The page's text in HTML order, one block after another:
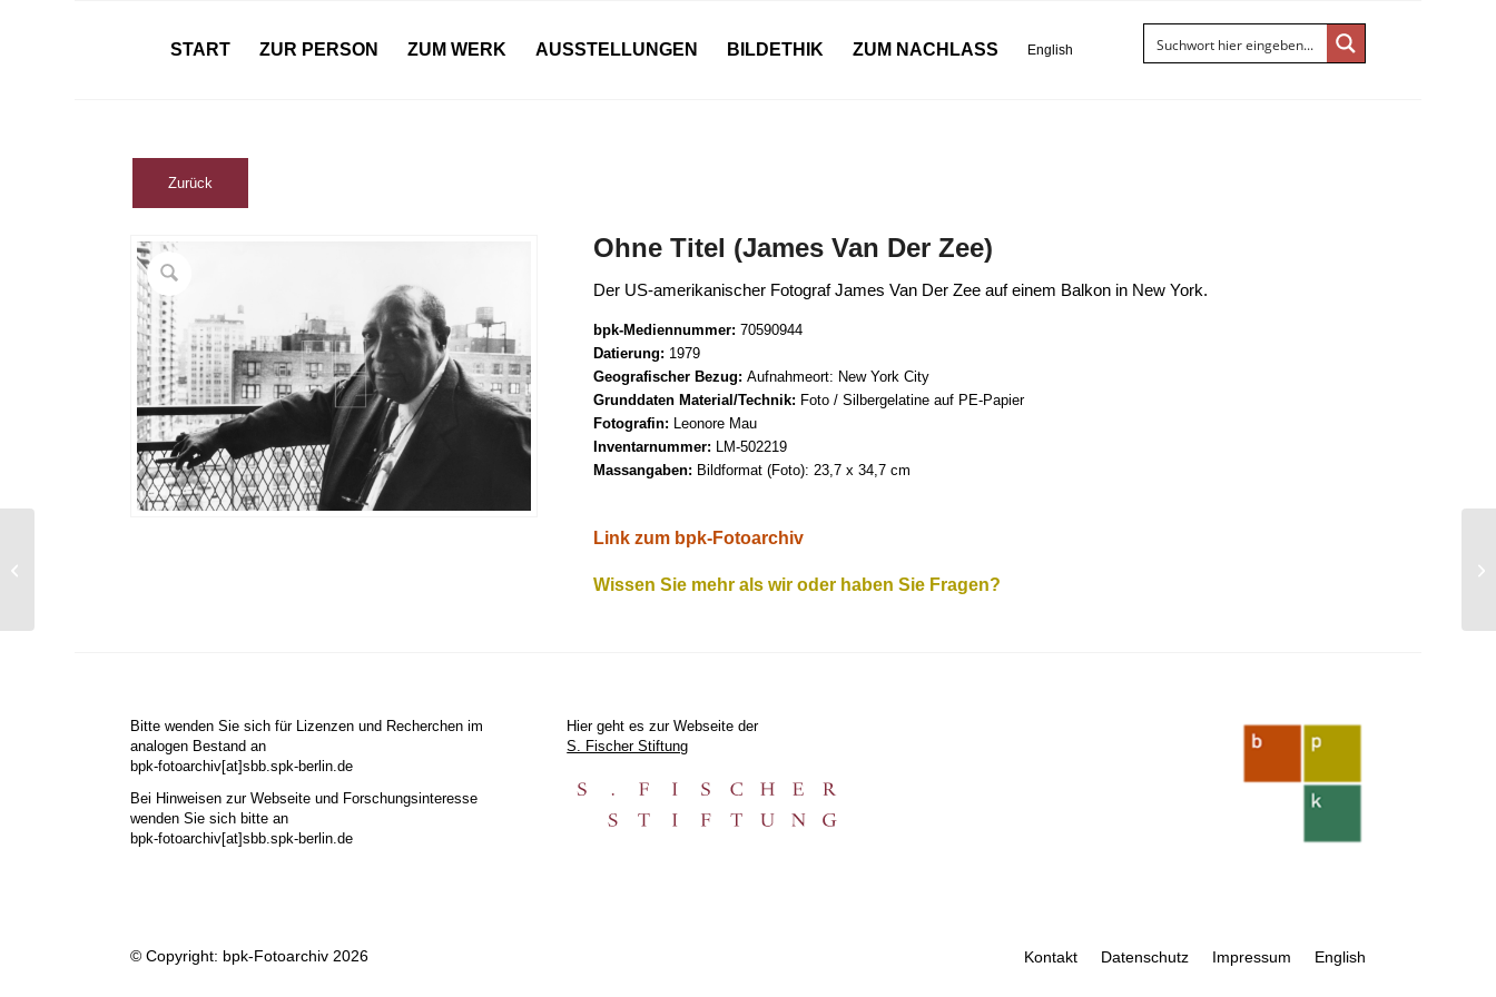
START ZUR PERSON ZUM WERK AUSSTELLUNGEN BILDETHIK ZUM NACHLASS English
Ohne Titel (James Van Der Zee)
Der US-amerikanischer Fotograf James Van Der Zee auf einem Balkon in New York.
bpk-Mediennummer:70590944
Datierung: 1979
Geografischer Bezug:Aufnahmeort: New York City
Grunddaten Material/Technik: Foto / Silbergelatine auf PE-Papier
Fotografin:
Leonore Mau
Inventarnummer:
LM-502219
Massangaben: Bildformat (Foto): 23,7 x 34,7 cm
Link zum bpk-Fotoarchiv
Wissen Sie mehr als wir oder haben Sie Fragen?
Bitte wenden Sie sich für Lizenzen und Recherchen im
analogen Bestand an
bpk-fotoarchiv[at]sbb.spk-berlin.de
Bei Hinweisen zur Webseite und Forschungsinteresse
wenden Sie sich bitte an
bpk-fotoarchiv[at]sbb.spk-berlin.de
Hier geht es zur Webseite der
S. Fischer Stiftung
© Copyright: bpk-Fotoarchiv 2026 Kontakt Datenschutz Impressum English